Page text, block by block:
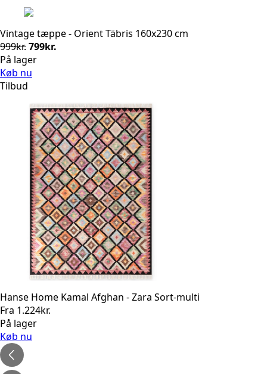
Vintage tæppe - Orient Täbris 160x230 cm
999kr.Den
oprindelige
pris
799kr.
På lager
Køb nu
Tilbud
Hanse Home Kamal Afghan - Zara Sort-multi
Fra 1.224kr.
På lager
Køb nu